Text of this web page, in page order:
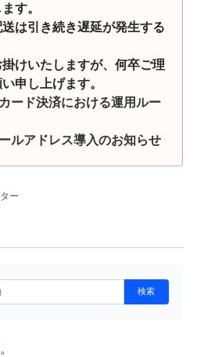
す。
は引き続き遅延が発生する
けいたしますが、何卒ご理
申し上げます。
ード決済における運用ルー
ルアドレス導入のお知らせ
ー